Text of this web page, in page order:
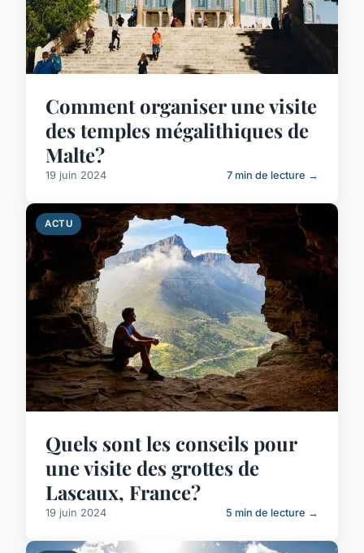
Comment organiser une visite
des temples mégalithiques de
Malte?
19 juin 2024 7 min de lecture →
ACTU
Quels sont les conseils pour
une visite des grottes de
Lascaux, France?
19 juin 2024 5 min de lecture →